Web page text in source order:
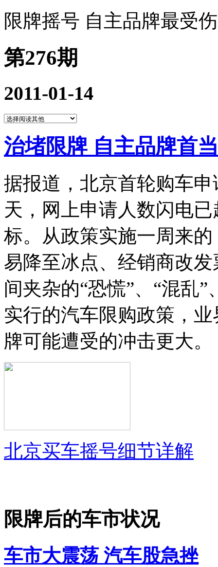
限牌摇号 自主品牌最受
第276期
2011-01-14
治堵限牌 自主品牌首
据报道，北京首轮购车
天，网上申请人数闪电
标。从政策实施一周来
易降至冰点、经销商改
间夹杂的“恐慌”、“混乱
实行的汽车限购政策，
牌可能遭受的冲击更大。
北京买车摇号细节详解
限牌后的车市状况
车市大震荡 汽车股急挫